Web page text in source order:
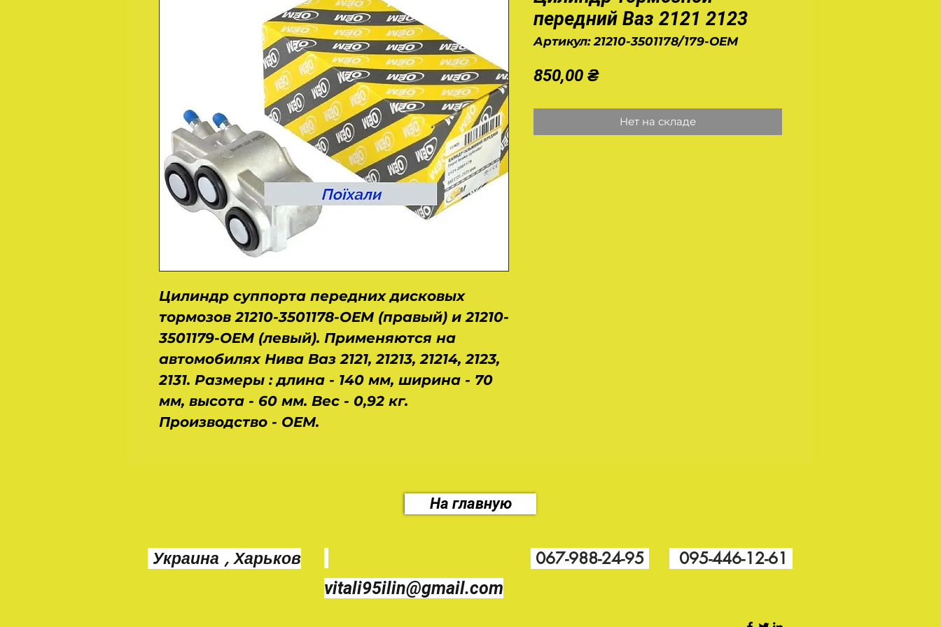
Цилиндр суппорта передних дисковых
тормозов 21210-3501178-OEM (правый) и 21210-
3501179-OEM (левый). Применяются на
автомобилях Нива Ваз 2121, 21213, 21214, 2123,
2131. Размеры : длина - 140 мм, ширина - 70
мм, высота - 60 мм. Вес - 0,92 кг.
Производство - OEM.
передний Ваз 2121 2123
Артикул: 21210-3501178/179-OEM
850,00 ₴Цена
Нет на складе
На главную
Украина , Харьков
vitali95ilin@gmail.com
067-988-24-95 095-446-12-61